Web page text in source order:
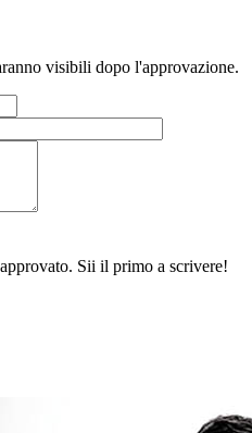
visibili dopo l'approvazione.
Sii il primo a scrivere!